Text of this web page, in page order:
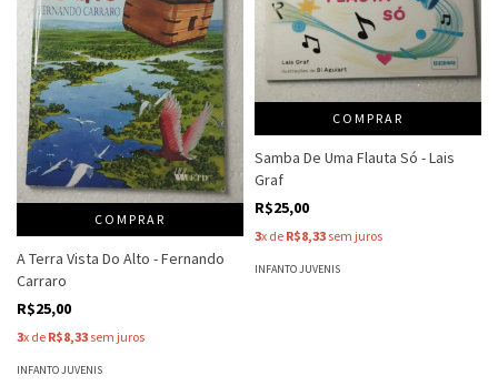
COMPRAR
A Terra Vista Do Alto - Fernando
Carraro
R$25,00
3x de R$8,33 sem juros
INFANTO JUVENIS
COMPRAR
Samba De Uma Flauta Só - Lais
Graf
R$25,00
3x de R$8,33 sem juros
INFANTO JUVENIS